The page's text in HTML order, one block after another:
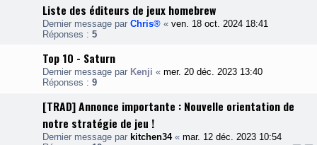
Liste des éditeurs de jeux homebrew
Dernier message par Chris® « ven. 18 oct. 2024 18:41
Réponses : 5
Top 10 - Saturn
Dernier message par Kenji « mer. 20 déc. 2023 13:40
Réponses : 9
[TRAD] Annonce importante : Nouvelle orientation de
notre stratégie de jeu !
Dernier message par kitchen34« mar. 12 déc. 2023 10:54